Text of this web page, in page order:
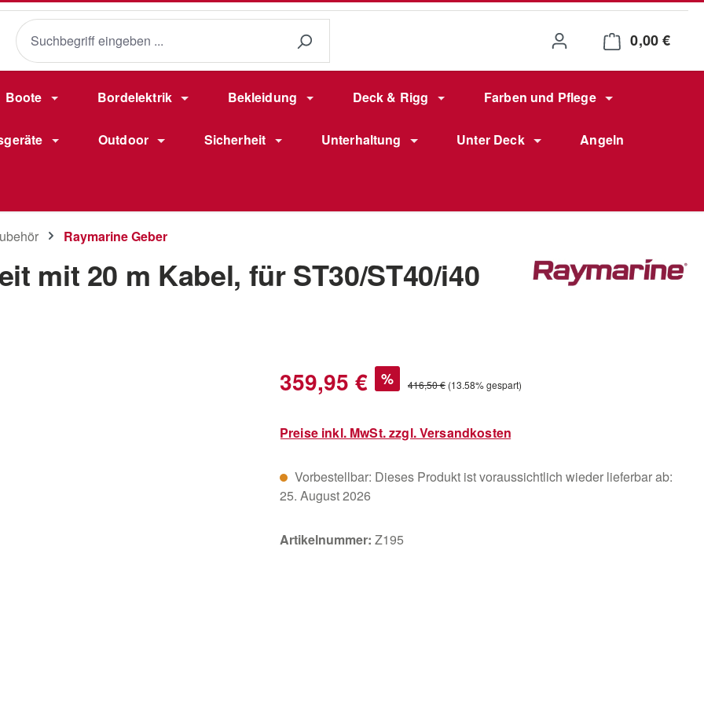
0,00 €
Boote Bordelektrik Bekleidung Deck & Rigg Farben und Pflege
Outdoor Sicherheit Unterhaltung Unter Deck Angeln
Raymarine Geber
mit 20 m Kabel, für ST30/ST40/i40
Verkaufspreis:
359,95 € % Regulärer Preis:
416,50 € (13.58% gespart)
Preise inkl. MwSt. zzgl. Versandkosten
Vorbestellbar: Dieses Produkt ist voraussichtlich wieder lieferbar ab:
25. August 2026
Artikelnummer: Z195